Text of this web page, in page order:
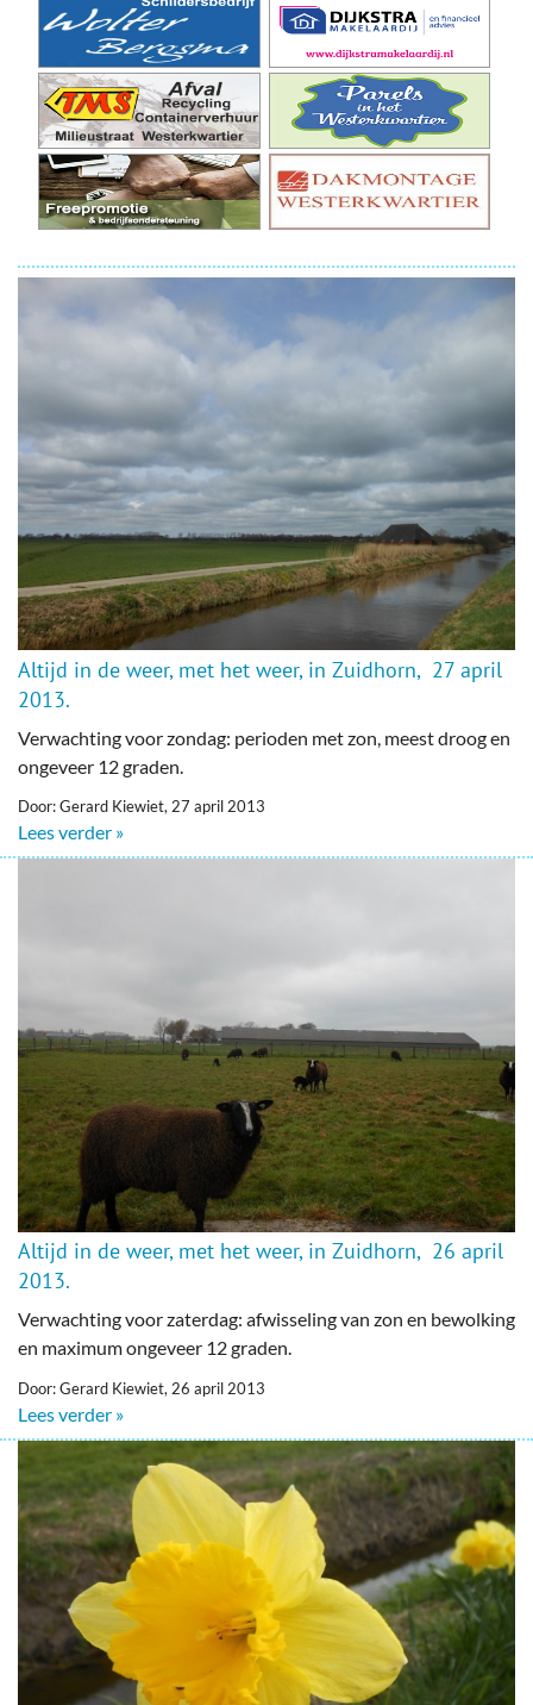
Altijd in de weer, met het weer, in Zuidhorn, 27 april
2013.
Verwachting voor zondag: perioden met zon, meest droog en
ongeveer 12 graden.
Door: Gerard Kiewiet, 27 april 2013
Lees verder »
Altijd in de weer, met het weer, in Zuidhorn, 26 april
2013.
Verwachting voor zaterdag: afwisseling van zon en bewolking
en maximum ongeveer 12 graden.
Door: Gerard Kiewiet, 26 april 2013
Lees verder »